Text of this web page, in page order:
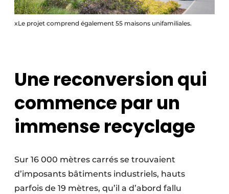
xLe projet comprend également 55 maisons unifamiliales.
Une reconversion qui
commence par un
immense recyclage
Sur 16 000 mètres carrés se trouvaient
d’imposants bâtiments industriels, hauts
parfois de 19 mètres, qu’il a d’abord fallu